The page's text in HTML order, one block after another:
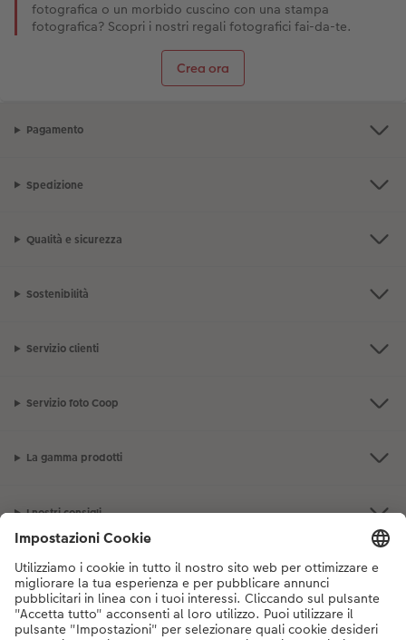
fotografica o un morbido cuscino con una stampa
fotografica? Scopri i nostri regali fotografici fai-da-te.
Crea ora
Pagamento
Spedizione
Qualità e sicurezza
Sostenibilità
Servizio clienti
Servizio foto Coop
La gamma prodotti
I nostri consigli
Se hai domande sui prodotti o sull'ordine, non esitare a contattarci dal
lunedì alla domenica dalle 9:00 alle 20:00 (esclusi i giorni festivi) al
numero di telefono044 499 10 38 dal lunedì alla domenica, dalle 9:00 alle
20:00 (festività escluse)